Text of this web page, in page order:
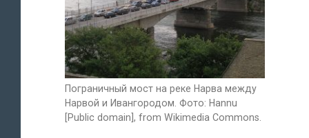
Пограничный мост на реке Нарва между
Нарвой и Ивангородом. Фото: Hannu
[Public domain], from Wikimedia Commons.